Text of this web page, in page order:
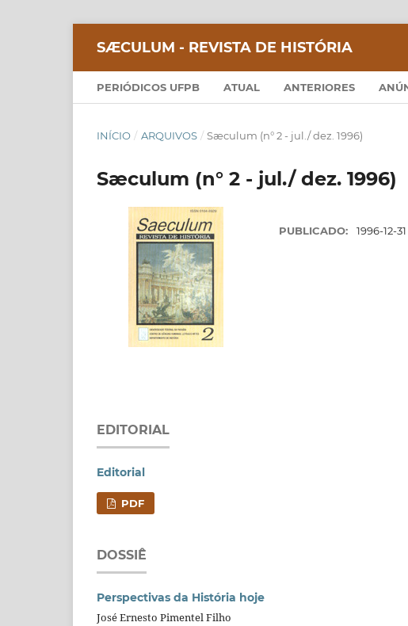
SÆCULUM - REVISTA DE HISTÓRIA
PERIÓDICOS UFPB ATUAL ANTERIORES
INÍCIO / ARQUIVOS / Sæculum (n° 2 - jul./ dez. 1996)
Sæculum (n° 2 - jul./ dez. 1996)
PUBLICADO: 1996-12-31
EDITORIAL
Editorial
PDF
DOSSIÊ
Perspectivas da História hoje
José Ernesto Pimentel Filho